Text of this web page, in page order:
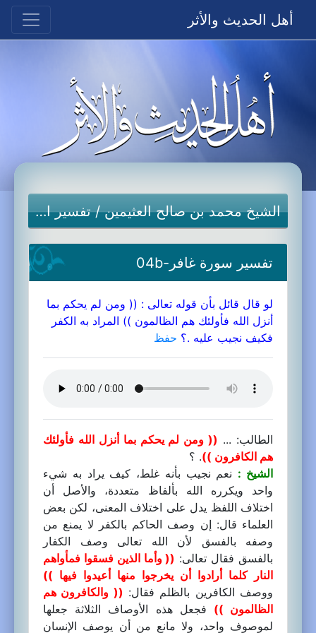
أهل الحديث والأثر
الشيخ محمد بن صالح العثيمين/تفسير القرآن الكريم
تفسير سورة غافر-04b
لو قال قائل بأن قوله تعالى : (( ومن لم يحكم بما
أنزل الله فأولئك هم الظالمون )) المراد به الكفر
فكيف نجيب عليه .؟ حفظ
الطالب: ... (( ومن لم يحكم بما أنزل الله فأولئك
هم الكافرون )). ؟
الشيخ : نعم نجيب بأنه غلط، كيف يراد به شيء
واحد ويكرره الله بألفاظ متعددة، والأصل أن
اختلاف اللفظ يدل على اختلاف المعنى، لكن بعض
العلماء قال: إن وصف الحاكم بالكفر لا يمنع من
وصفه بالفسق لأن الله تعالى وصف الكفار
بالفسق فقال تعالى: (( وأما الذين فسقوا فمأواهم
النار كلما أرادوا أن يخرجوا منها أعيدوا فيها ))
ووصف الكافرين بالظلم فقال: (( والكافرون هم
الظالمون )) فجعل هذه الأوصاف الثلاثة جعلها
لموصوف واحد، ولا مانع من أن يوصف الإنسان